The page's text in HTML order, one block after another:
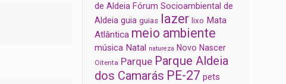
de Aldeia Fórum Socioambiental de
Aldeia guia guias lazer lixo Mata
Atlântica meio ambiente
música Natal natureza Novo Nascer
Oitenta Parque Parque Aldeia
dos Camarás PE-27 pets